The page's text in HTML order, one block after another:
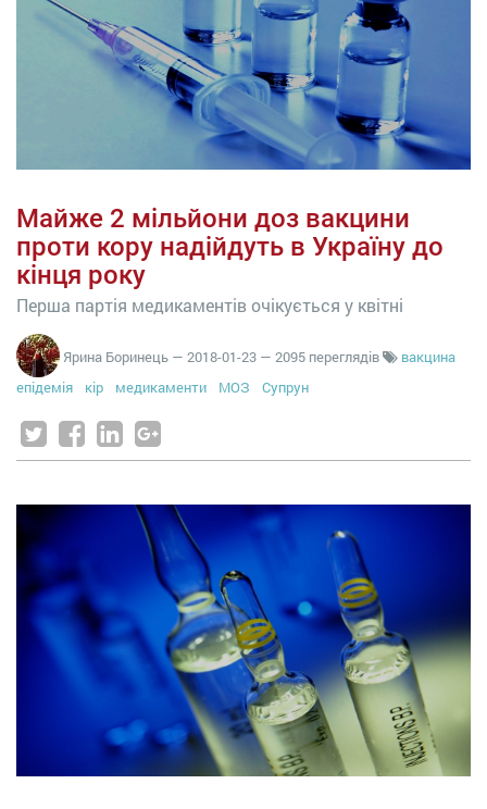
Майже 2 мільйони доз вакцини
проти кору надійдуть в Україну до
кінця року
Перша партія медикаментів очікується у квітні
Ярина Боринець — 2018-01-23 — 2095 переглядів
вакцина
епідемія
кір медикаменти МОЗ Супрун